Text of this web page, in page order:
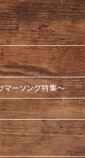
マーソング特集〜